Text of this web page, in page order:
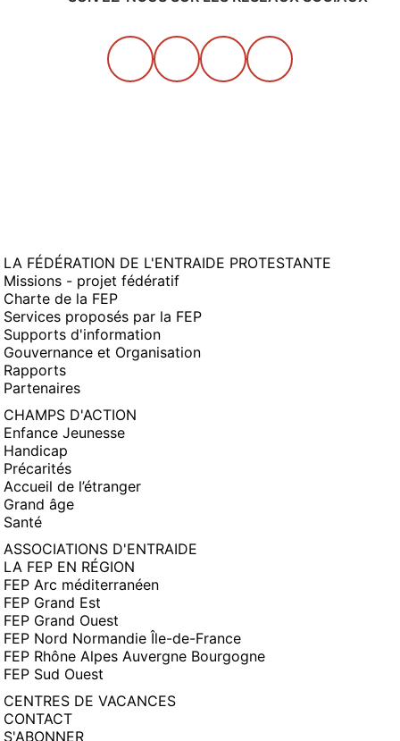
LA FÉDÉRATION DE L'ENTRAIDE PROTESTANTE
Missions - projet fédératif
Charte de la FEP
Services proposés par la FEP
Supports d'information
Gouvernance et Organisation
Rapports
Partenaires
CHAMPS D'ACTION
Enfance Jeunesse
Handicap
Précarités
Accueil de l’étranger
Grand âge
Santé
ASSOCIATIONS D'ENTRAIDE
LA FEP EN RÉGION
FEP Arc méditerranéen
FEP Grand Est
FEP Grand Ouest
FEP Nord Normandie Île-de-France
FEP Rhône Alpes Auvergne Bourgogne
FEP Sud Ouest
CENTRES DE VACANCES
CONTACT
S'ABONNER